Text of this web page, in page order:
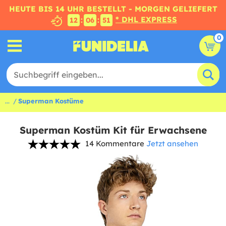
HEUTE BIS 14 UHR BESTELLT - MORGEN GELIEFERT
12 : 06 : 50 * DHL EXPRESS
0
... Superman Kostüme
Superman Kostüm Kit für Erwachsene
14 Kommentare Jetzt ansehen